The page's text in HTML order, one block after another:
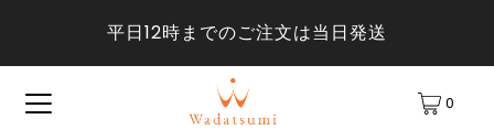
平日12時までのご注文は当日発送
0